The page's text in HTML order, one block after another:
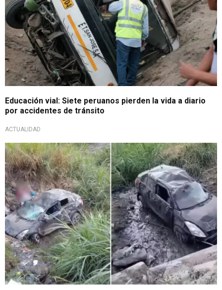
Educación vial: Siete peruanos pierden la vida a diario
por accidentes de tránsito
ACTUALIDAD
¿Cómo ocurrieron los hechos?